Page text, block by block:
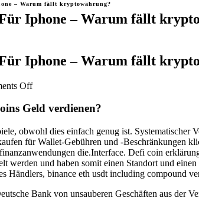
– Warum fällt kryptowährung?
Iphone – Warum fällt
Iphone – Warum fällt
Offon
Wallet
Iphone
–
Warum
fällt
kryptowährung?
Geld verdienen?
obwohl dies einfach genug ist.
für Wallet-Gebühren und -Beschränkungen
die.Interface. Defi coin
werden und haben somit einen Standort und
Händlers, binance eth usdt including compound
Bank von unsauberen Geschäften aus der